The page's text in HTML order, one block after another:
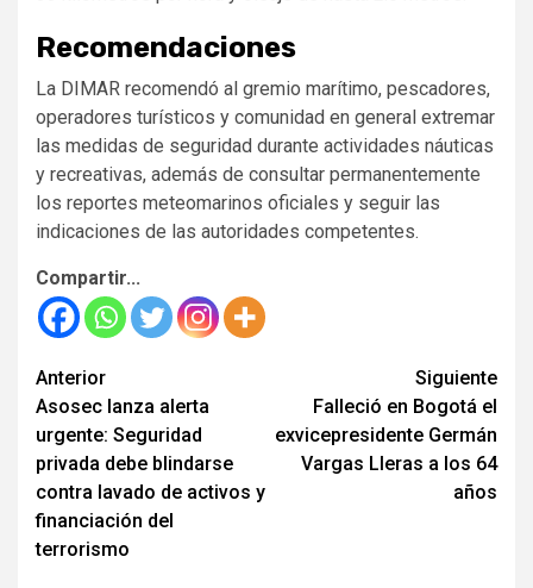
Recomendaciones
La DIMAR recomendó al gremio marítimo, pescadores,
operadores turísticos y comunidad en general extremar
las medidas de seguridad durante actividades náuticas
y recreativas, además de consultar permanentemente
los reportes meteomarinos oficiales y seguir las
indicaciones de las autoridades competentes.
Compartir...
Seguir
leyendo
Anterior
Asosec lanza alerta
urgente: Seguridad
privada debe blindarse
contra lavado de activos y
financiación del
terrorismo
Siguiente
Falleció en Bogotá el
exvicepresidente Germán
Vargas Lleras a los 64
años